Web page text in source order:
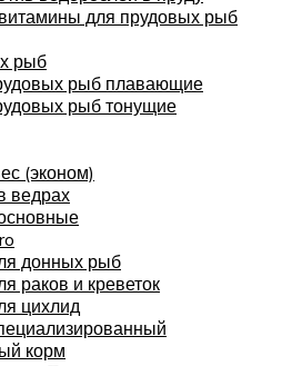
для прудовых рыб
рыб
рыб плавающие
рыб тонущие
(эконом)
ведрах
донных рыб
раков и креветок
цихлид
корм